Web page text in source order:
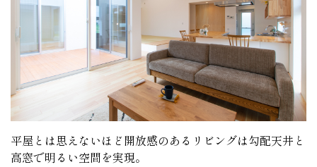
平屋とは思えないほど開放感のあるリビングは勾配天井と
高窓で明るい空間を実現。